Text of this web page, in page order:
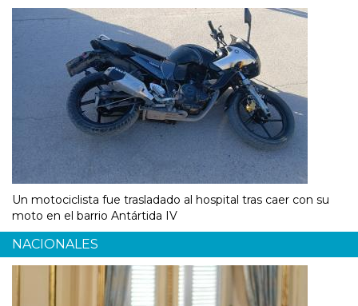
Un motociclista fue trasladado al hospital tras caer con su
moto en el barrio Antártida IV
NACIONALES